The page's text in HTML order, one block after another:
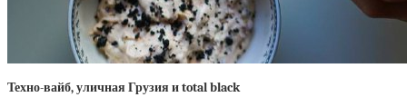
Техно-вайб, уличная Грузия и totalblack